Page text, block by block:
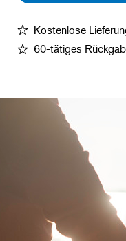
Kostenlose
60-tätiges